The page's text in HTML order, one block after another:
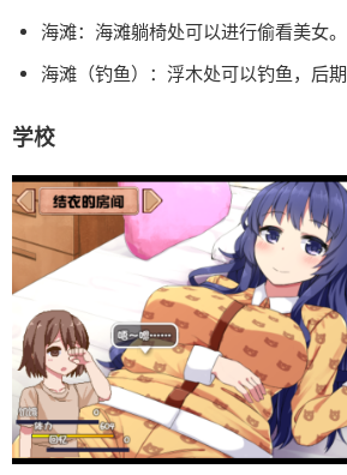
海滩：海滩躺椅处可以进行偷看美女。
海滩（钓鱼）：浮木处可以钓鱼，后期
学校